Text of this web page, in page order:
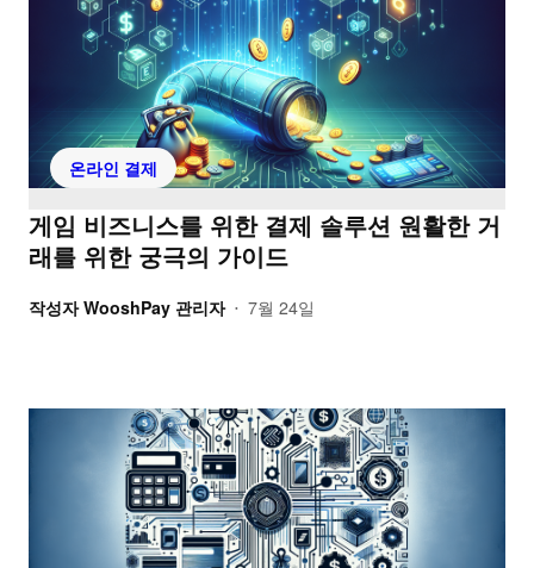
온라인 결제
게임 비즈니스를 위한 결제 솔루션 원활한 거
래를 위한 궁극의 가이드
작성자 WooshPay 관리자 • 7월 24일